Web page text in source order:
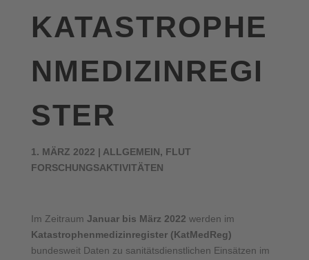
KATASTROPHE
NMEDIZINREGI
STER
1. MÄRZ 2022 | ALLGEMEIN, FLUT
FORSCHUNGSAKTIVITÄTEN
Im Zeitraum Januar bis März 2022 werden im
Katastrophenmedizinregister (KatMedReg)
bundesweit Daten zu sanitätsdienstlichen Einsätzen im